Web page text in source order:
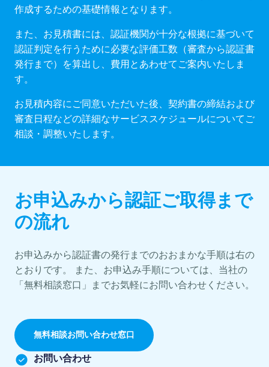
作成するための基礎情報となります。
また、お見積書には、認証機関が十分な根拠に基づいて
認証判定を行うために必要な評価工数（審査から認証書
発行まで）を算出し、費用とあわせてご案内いたしま
す。
お見積内容にご同意いただいた後、契約書の締結および
審査日程などの詳細なサービススケジュールについてご
相談・調整いたします。
お申込みから認証ご取得まで
の流れ
お申込みから認証書の発行までのおおまかな手順は右の
とおりです。 また、お申込み手順については、当社の
「無料相談窓口」までお気軽にお問い合わせください。
無料相談お問い合わせ窓口
お問い合わせ